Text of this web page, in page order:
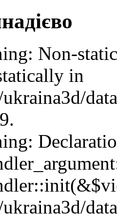
Non-
in